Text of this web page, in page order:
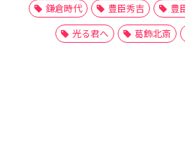
鎌倉時代
豊臣秀吉 豊
光る君へ
葛飾北斎